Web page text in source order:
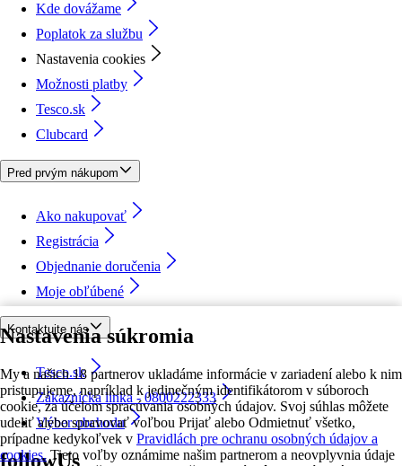
Nastavenia súkromia
My a našich 18 partnerov ukladáme informácie v zariadení alebo k nim
pristupujeme, napríklad k jedinečným identifikátorom v súboroch
cookie, za účelom spracúvania osobných údajov. Svoj súhlas môžete
udeliť alebo spravovať voľbou Prijať alebo Odmietnuť všetko,
prípadne kedykoľvek v Pravidlách pre ochranu osobných údajov a
cookies. Tieto voľby oznámime našim partnerom a neovplyvnia údaje
Kde dovážame
Poplatok za službu
Nastavenia cookies
Možnosti platby
Tesco.sk
Clubcard
Pred prvým nákupom
Ako nakupovať
Registrácia
Objednanie doručenia
Moje obľúbené
Kontaktujte nás
Tesco.sk
Zákaznícka linka - 0800222333
Výber obchodu
followUs